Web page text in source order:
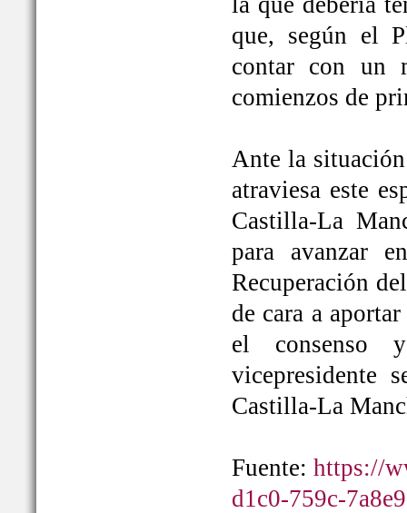
que, según el
contar con un
comienzos de
Ante la
atraviesa este
Castilla-La
para avanzar
Recuperación
de cara a
el consenso
vicepresidente
Castilla-La
Fuente: https://
d1c0-759c-